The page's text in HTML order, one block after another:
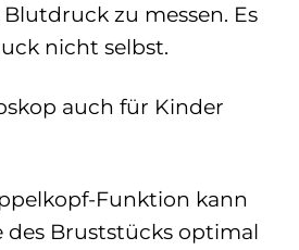
zu messen. Es
nicht selbst.
auch für Kinder
Funktion kann
des Bruststücks optimal